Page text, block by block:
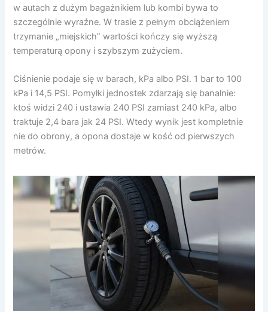
w autach z dużym bagażnikiem lub kombi bywa to
szczególnie wyraźne. W trasie z pełnym obciążeniem
trzymanie „miejskich” wartości kończy się wyższą
temperaturą opony i szybszym zużyciem.
Ciśnienie podaje się w barach, kPa albo PSI. 1 bar to 100
kPa i 14,5 PSI. Pomyłki jednostek zdarzają się banalnie:
ktoś widzi 240 i ustawia 240 PSI zamiast 240 kPa, albo
traktuje 2,4 bara jak 24 PSI. Wtedy wynik jest kompletnie
nie do obrony, a opona dostaje w kość od pierwszych
metrów.